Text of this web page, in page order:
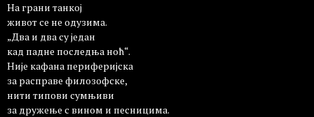
На грани танкој
живот се не одузима.
„Два и два су један
кад падне последња ноћ“.
Није кафана периферијска
за расправе филозофске,
нити типови сумњиви
за дружење с вином и песницима.